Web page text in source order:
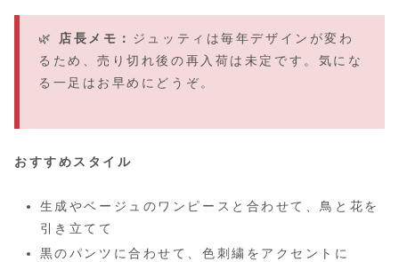
🌿 店長メモ： ジュッティは毎年デザインが変わ
るため、売り切れ後の再入荷は未定です。気にな
る一足はお早めにどうぞ。
おすすめスタイル
生成やベージュのワンピースと合わせて、鳥と花を
引き立てて
黒のパンツに合わせて、色刺繍をアクセントに